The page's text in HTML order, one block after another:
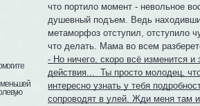
что портило момент - невольное
душевный подъем. Ведь
метаморфоз отступил, отступило
что делать. Мама во всем
- Но ничего, скоро всё изменится
действия... Ты просто молодец,
интересно узнать у тебя
сопроводят в улей. Жди меня там